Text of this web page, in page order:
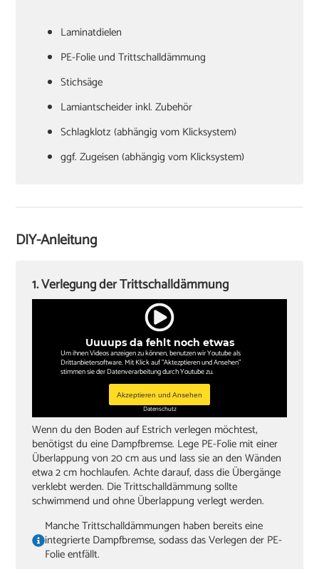
Laminatdielen
PE-Folie und Trittschalldämmung
Stichsäge
Lamiantscheider inkl. Zubehör
Schlagklotz (abhängig vom Klicksystem)
ggf. Zugeisen (abhängig vom Klicksystem)
Cuttermesser
Zollstock
DIY-Anleitung
Uuuups da fehlt noch etwas
Um ihnen Videos anzeigen zu können, benutzen wir Youtube als
Drittanbietersoftware. Mit Klick auf "Aktezptieren und Ansehen"
stimmen sie der Datenverarbeitung durch Youtube zu.
Akzeptieren und Ansehen
Datenschutz
1. Verlegung der Trittschalldämmung
Wenn du den Boden auf Estrich verlegen möchtest,
benötigst du eine Dampfbremse. Lege PE-Folie mit einer
Überlappung von 20 cm aus und lass sie an den Wänden
etwa 2 cm hochlaufen. Achte darauf, dass die Übergänge
verklebt werden. Die Trittschalldämmung sollte
schwimmend und ohne Überlappung verlegt werden.
Manche Trittschalldämmungen haben bereits eine
integrierte Dampfbremse, sodass das Verlegen der PE-
Folie entfällt.